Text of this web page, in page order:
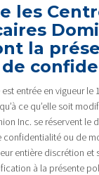
les
la
entrée en vigueur le
ce qu’elle soit
Inc. se réservent le
confidentialité ou de
entière discrétion et
à la présente